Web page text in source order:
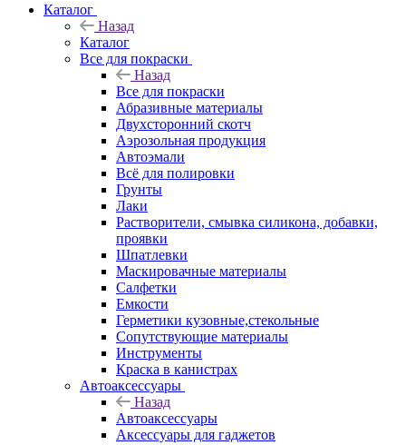
Каталог
Назад
Каталог
Все для покраски
Назад
Все для покраски
Абразивные материалы
Двухсторонний скотч
Аэрозольная продукция
Автоэмали
Всё для полировки
Грунты
Лаки
Растворители, смывка силикона, добавки,
проявки
Шпатлевки
Маскировачные материалы
Салфетки
Емкости
Герметики кузовные,стекольные
Сопутствующие материалы
Инструменты
Краска в канистрах
Автоаксессуары
Назад
Автоаксессуары
Аксессуары для гаджетов